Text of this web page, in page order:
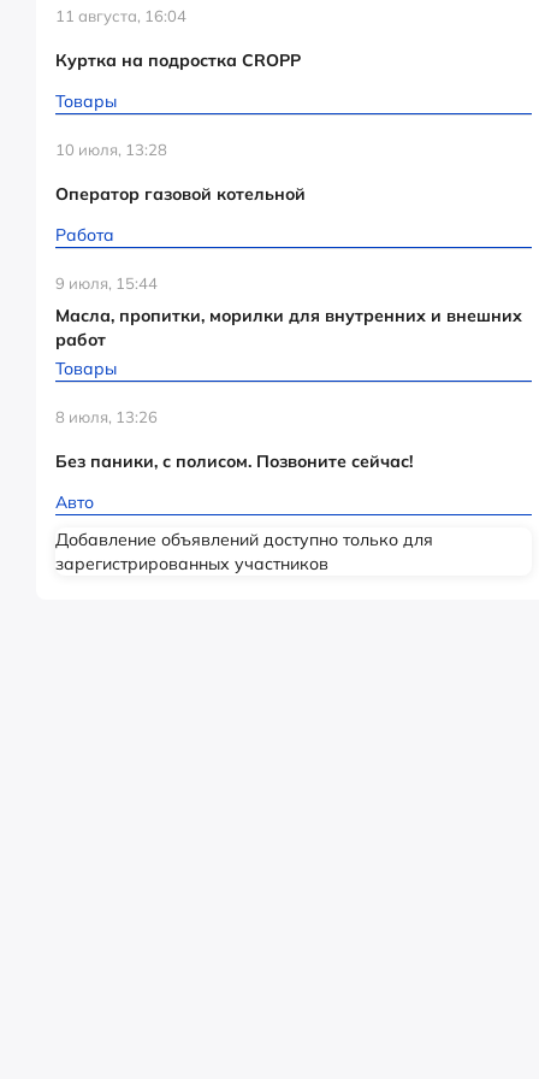
11 августа, 16:04
Куртка на подростка CROPP
Товары
10 июля, 13:28
Оператор газовой котельной
Работа
9 июля, 15:44
Масла, пропитки, морилки для внутренних и внешних
работ
Товары
8 июля, 13:26
Без паники, с полисом. Позвоните сейчас!
Авто
Добавление объявлений доступно только для
зарегистрированных участников